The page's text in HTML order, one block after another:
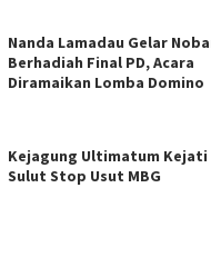
Nanda Lamadau Gelar
Berhadiah Final PD, Acara
Diramaikan Lomba Domino
Kejagung Ultimatum Kejati
Sulut Stop Usut MBG